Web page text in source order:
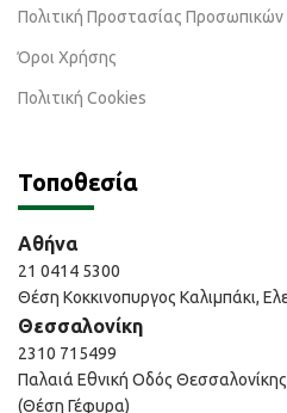
Πολιτική Προστασίας
Όροι Χρήσης
Πολιτική Cookies
Τοποθεσία
Αθήνα
21 0414 5300
Θέση Κοκκινοπυργος Καλιμπάκι,
Θεσσαλονίκη
2310 715499
Παλαιά Εθνική Οδός
(Θέση Γέφυρα)